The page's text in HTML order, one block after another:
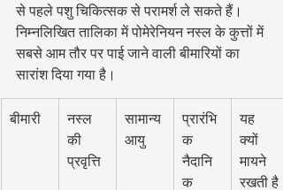
से पहले पशु चिकित्सक से परामर्श ले सकते हैं।
निम्नलिखित तालिका में पोमेरेनियन नस्ल के कुत्तों में
सबसे आम तौर पर पाई जाने वाली बीमारियों का
सारांश दिया गया है।
बीमारी
नस्ल
की
प्रवृत्ति
सामान्य
आयु
प्रारंभि
क
नैदानि
क
यह
क्यों
मायने
रखती है